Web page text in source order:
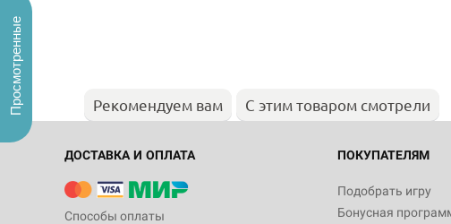
Рекомендуем вам С этим товаром смотрели
ДОСТАВКА И ОПЛАТА
Способы оплаты
ПОКУПАТЕЛЯМ
Подобрать игру
Бонусная
Просмотренные